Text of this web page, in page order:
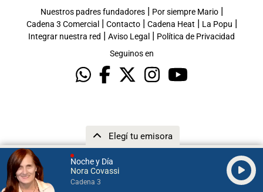
Noche y Día
Nora Covassi
Cadena 3
Elegí tu emisora
Nuestros padres fundadores| Por siempre Mario|
Cadena 3 Comercial | Contacto| Cadena Heat | La Popu |
Integrar nuestra red | Aviso Legal | Política de Privacidad
Seguinos en